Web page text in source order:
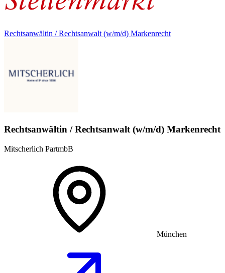
Rechtsanwältin / Rechtsanwalt (w/m/d) Markenrecht
Rechtsanwältin / Rechtsanwalt (w/m/d) Markenrecht
Mitscherlich PartmbB
München